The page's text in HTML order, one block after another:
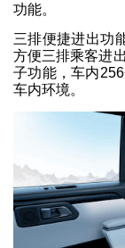
功能。
三排便捷进出功
方便三排乘客进
子功能，车内
车内环境。